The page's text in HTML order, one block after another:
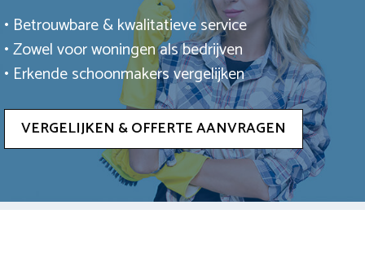
• Betrouwbare & kwalitatieve service
• Zowel voor woningen als bedrijven
• Erkende schoonmakers vergelijken
VERGELIJKEN & OFFERTE AANVRAGEN